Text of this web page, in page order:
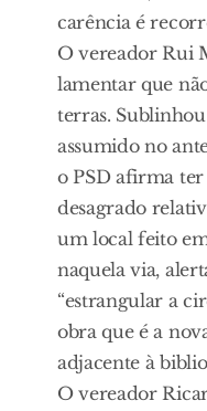
carência é
O vereador Rui
lamentar que
terras.
assumido no
o PSD afirma
desagrado
um local feito
naquela via,
“estrangular a
obra que é a
adjacente à
O vereador